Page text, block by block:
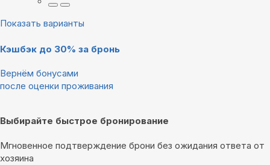
Показать варианты
Кэшбэк до 30% за бронь
Вернём бонусами
после оценки проживания
Выбирайте быстрое бронирование
Мгновенное подтверждение брони без ожидания ответа от
хозяина